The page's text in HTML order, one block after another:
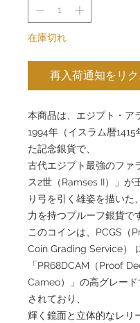
在庫切れ
再入荷通知をリク
本商品は、エジプト・ア
1994年（イスラム暦1415
た記念銀貨で、
古代エジプト最強のファ
ス2世（Ramses II）」が
り弓を引く雄姿を描いた
力を持つプルーフ銀貨で
このコインは、PCGS（
Coin Grading Service）
「PR68DCAM（Proof
Cameo）」の高グレード
されており、
輝く鏡面と立体的なレリ